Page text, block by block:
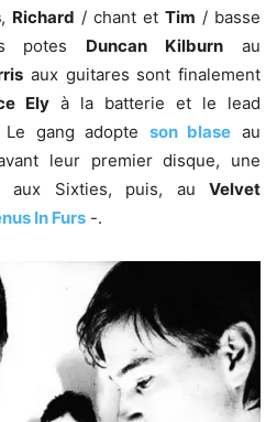
, Richard / chant et Tim / basse
potes Duncan Kilburn au
aux guitares sont finalement
Ely à la batterie et le lead
gang adopte son blase au
leur premier disque, une
aux Sixties, puis, au Velvet
In Furs -.